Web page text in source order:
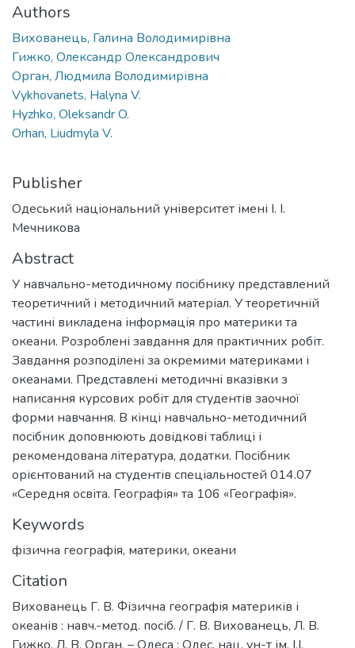
Authors
Вихованець, Галина Володимирівна
Гижко, Олександр Олександрович
Орган, Людмила Володимирівна
Vykhovanets, Halyna V.
Hyzhko, Oleksandr O.
Orhan, Liudmyla V.
Publisher
Одеський національний університет імені І. І.
Мечникова
Abstract
У навчально-методичному посібнику представлений
теоретичний і методичний матеріал. У теоретичній
частині викладена інформація про материки та
океани. Розроблені завдання для практичних робіт.
Завдання розподілені за окремими материками і
океанами. Представлені методичні вказівки з
написання курсових робіт для студентів заочної
форми навчання. В кінці навчально-методичний
посібник доповнюють довідкові таблиці і
рекомендована література, додатки. Посібник
орієнтований на студентів спеціальностей 014.07
«Середня освіта. Географія» та 106 «Географія».
Keywords
фізична географія, материки, океани
Citation
Вихованець Г. В. Фізична географія материків і
океанів : навч.-метод. посіб. / Г. В. Вихованець, Л. В.